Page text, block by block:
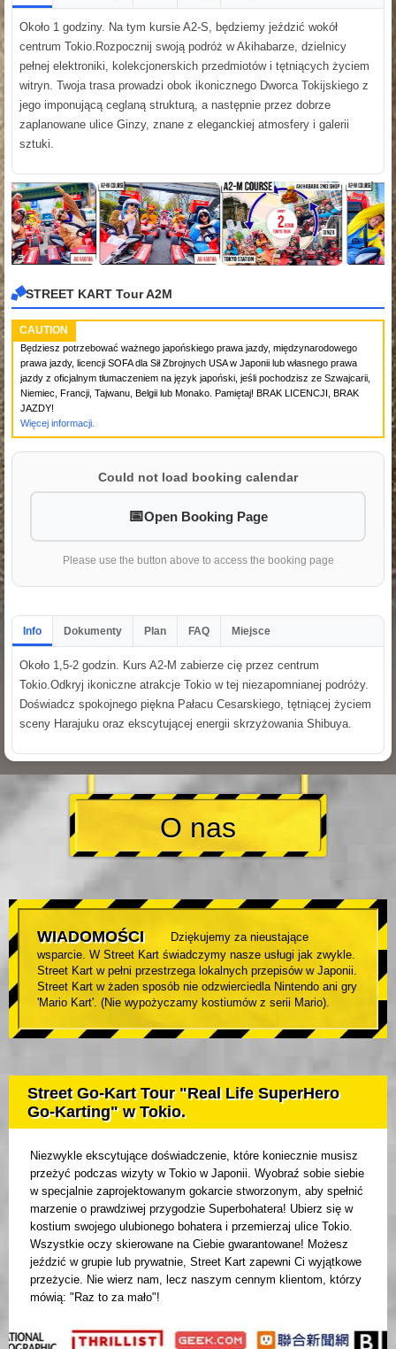
Około 1 godziny. Na tym kursie A2-S, będziemy jeździć wokół
centrum Tokio.Rozpocznij swoją podróż w Akihabarze, dzielnicy
pełnej elektroniki, kolekcjonerskich przedmiotów i tętniących życiem
witryn. Twoja trasa prowadzi obok ikonicznego Dworca Tokijskiego z
jego imponującą ceglaną strukturą, a następnie przez dobrze
zaplanowane ulice Ginzy, znane z eleganckiej atmosfery i galerii
sztuki.
STREET KART Tour A2M
CAUTION
Będziesz potrzebować ważnego japońskiego prawa jazdy, międzynarodowego
prawa jazdy, licencji SOFA dla Sił Zbrojnych USA w Japonii lub własnego prawa
jazdy z oficjalnym tłumaczeniem na język japoński, jeśli pochodzisz ze Szwajcarii,
Niemiec, Francji, Tajwanu, Belgii lub Monako. Pamiętaj! BRAK LICENCJI, BRAK
JAZDY!
Więcej informacji.
Could not load booking calendar
Open Booking Page
Please use the button above to access the booking page
Info Dokumenty Plan FAQ Miejsce
Około 1,5-2 godzin. Kurs A2-M zabierze cię przez centrum
Tokio.Odkryj ikoniczne atrakcje Tokio w tej niezapomnianej podróży.
Doświadcz spokojnego piękna Pałacu Cesarskiego, tętniącej życiem
sceny Harajuku oraz ekscytującej energii skrzyżowania Shibuya.
O nas
WIADOMOŚCI
Dziękujemy za nieustające
wsparcie. W Street Kart świadczymy nasze usługi jak zwykle.
Street Kart w pełni przestrzega lokalnych przepisów w Japonii.
Street Kart w żaden sposób nie odzwierciedla Nintendo ani gry
'Mario Kart'. (Nie wypożyczamy kostiumów z serii Mario).
Street Go-Kart Tour "Real Life SuperHero
Go-Karting" w Tokio.
Niezwykle ekscytujące doświadczenie, które koniecznie musisz
przeżyć podczas wizyty w Tokio w Japonii. Wyobraź sobie siebie
w specjalnie zaprojektowanym gokarcie stworzonym, aby spełnić
marzenie o prawdziwej przygodzie Superbohatera! Ubierz się w
kostium swojego ulubionego bohatera i przemierzaj ulice Tokio.
Wszystkie oczy skierowane na Ciebie gwarantowane! Możesz
jeździć w grupie lub prywatnie, Street Kart zapewni Ci wyjątkowe
przeżycie. Nie wierz nam, lecz naszym cennym klientom, którzy
mówią: "Raz to za mało"!